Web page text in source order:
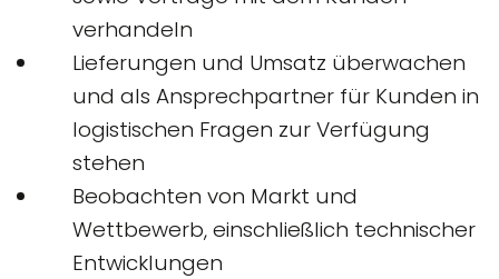
verhandeln
Lieferungen und Umsatz überwachen
und als Ansprechpartner für Kunden in
logistischen Fragen zur Verfügung
stehen
Beobachten von Markt und
Wettbewerb, einschließlich technischer
Entwicklungen